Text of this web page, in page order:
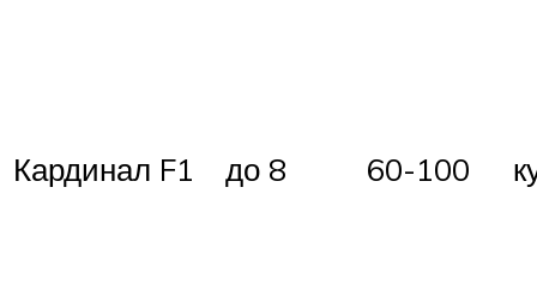
Кардинал F1 до 8 60-100